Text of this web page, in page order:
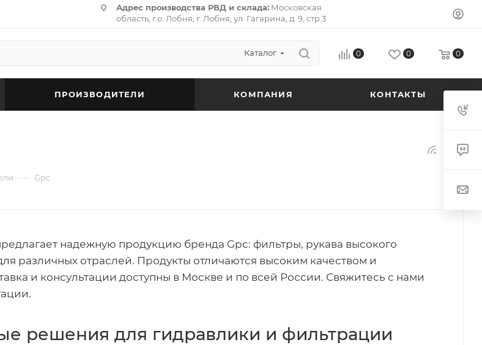
Адрес производства РВД и склада: Московская
область, г.о. Лобня, г. Лобня, ул. Гагарина, д. 9, стр.3
Каталог 0 0 0
ПРОИЗВОДИТЕЛИ КОМПАНИЯ КОНТАКТЫ
— Gpc
надежную продукцию бренда Gpc: фильтры, рукава высокого
различных отраслей. Продукты отличаются высоким качеством и
и консультации доступны в Москве и по всей России. Свяжитесь с нами
решения для гидравлики и фильтрации